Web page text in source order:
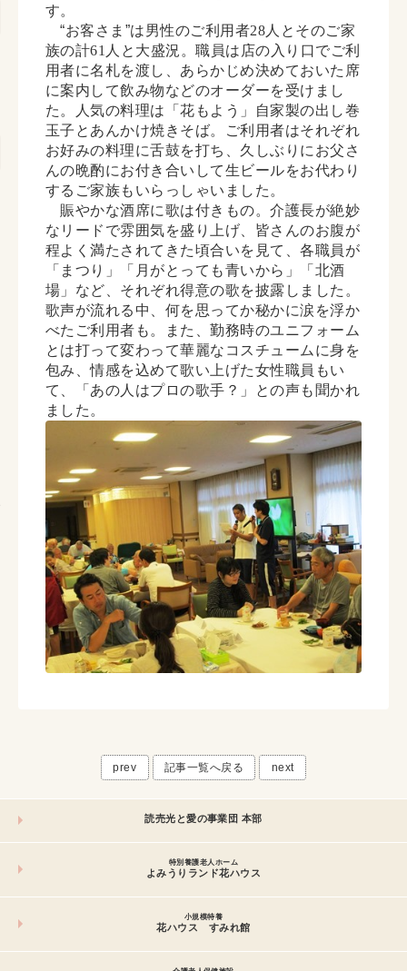
す。
“お客さま”は男性のご利用者28 人とそのご家
族の計61 人と大盛況。職員は店の入り口でご利
用者に名札を渡し、あらかじめ決めておいた席
に案内して飲み物などのオーダーを受けまし
た。人気の料理は「花もよう」自家製の出し巻
玉子とあんかけ焼きそば。ご利用者はそれぞれ
お好みの料理に舌鼓を打ち、久しぶりにお父さ
んの晩酌にお付き合いして生ビールをお代わり
するご家族もいらっしゃいました。
賑やかな酒席に歌は付きもの。介護長が絶妙
なリードで雰囲気を盛り上げ、皆さんのお腹が
程よく満たされてきた頃合いを見て、各職員が
「まつり」「月がとっても青いから」「北酒
場」など、それぞれ得意の歌を披露しました。
歌声が流れる中、何を思ってか秘かに涙を浮か
べたご利用者も。また、勤務時のユニフォーム
とは打って変わって華麗なコスチュームに身を
包み、情感を込めて歌い上げた女性職員もい
て、「あの人はプロの歌手？」との声も聞かれ
ました。
prev 記事一覧へ戻る next
読売光と愛の事業団 本部
特別養護老人ホーム
よみうりランド花ハウス
小規模特養
花ハウス すみれ館